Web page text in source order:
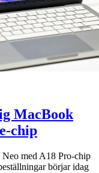
MacBook
chip
med A18 Pro-chip
börjar idag